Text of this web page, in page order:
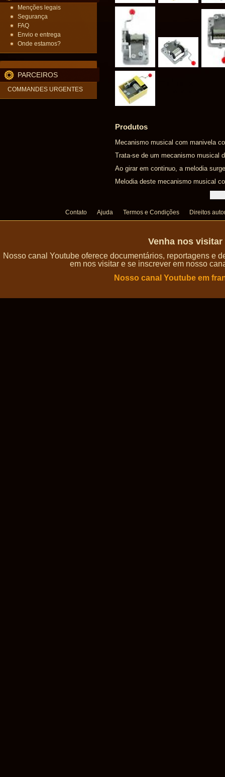
Menções legais
Segurança
FAQ
Envio e entrega
Onde estamos?
PARCEIROS
COMMANDES URGENTES
Produtos
Mecanismo musical com manivela
Trata-se de um mecanismo musical
Ao girar em continuo, a melodia
Melodia deste mecanismo musical
Contato Ajuda Termos e Condições Direitos
Venha nos
Nosso canal Youtube oferece documentários, reportagens e
em nos visitar e se inscrever em nosso
Nosso canal Youtube em